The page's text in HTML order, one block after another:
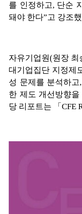
를 인정하고, 단순
돼야 한다”고 강조
자유기업원(원장 최
대기업집단 지정제
성 문제를 분석하
한 제도 개선방향
당 리포트는 「CFE